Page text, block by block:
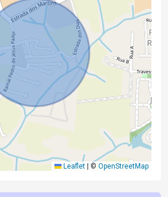
Leaflet © OpenStreetMap